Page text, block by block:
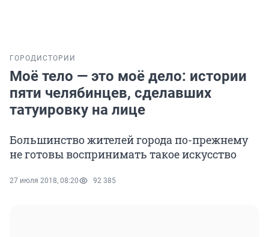
ГОРОД ИСТОРИИ
Моё тело — это моё дело: истории
пяти челябинцев, сделавших
татуировку на лице
Большинство жителей города по-прежнему
не готовы воспринимать такое искусство
27 июля 2018, 08:20 92 385